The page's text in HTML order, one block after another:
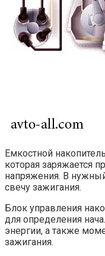
Емкостной
которая заряжается
напряжения. В
свечу зажигания.
Блок управления
для определения
энергии, а также
зажигания.